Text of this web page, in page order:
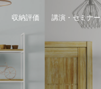
収納評価 講演・セミナー